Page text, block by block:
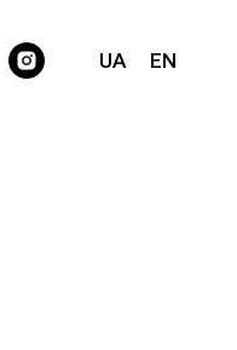
UA EN